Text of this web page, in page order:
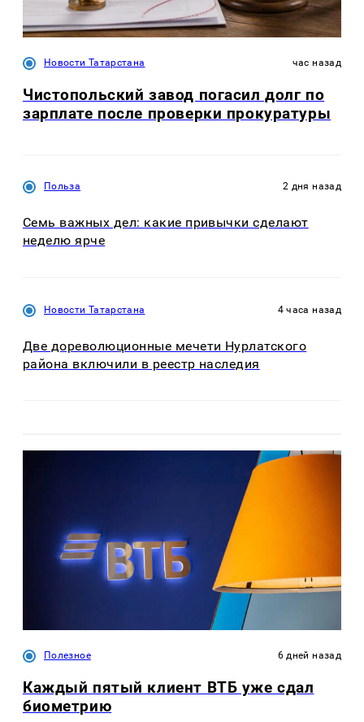
Новости Татарстана час назад
Чистопольский завод погасил долг по
зарплате после проверки прокуратуры
Польза 2 дня назад
Семь важных дел: какие привычки сделают
неделю ярче
Новости Татарстана 4 часа назад
Две дореволюционные мечети Нурлатского
района включили в реестр наследия
Полезное 6 дней назад
Каждый пятый клиент ВТБ уже сдал
биометрию